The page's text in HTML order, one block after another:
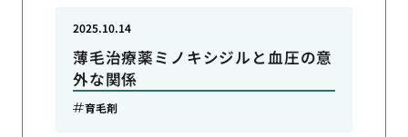
薄毛治療薬ミノキシジルと血圧の意
外な関係
2025.10.14
育毛剤